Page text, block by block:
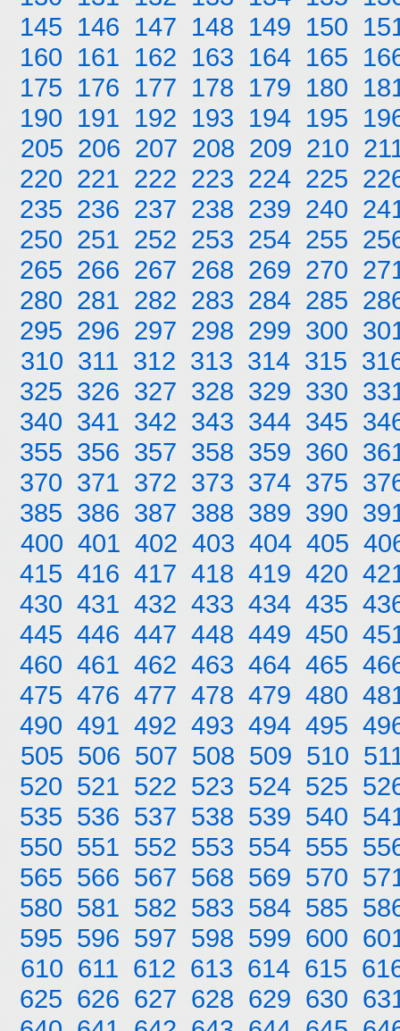
145 146 147 148 149 150
160 161 162 163 164 165
175 176 177 178 179 180
190 191 192 193 194 195
205 206 207 208 209 210
220 221 222 223 224 225
235 236 237 238 239 240
250 251 252 253 254 255
265 266 267 268 269 270
280 281 282 283 284 285
295 296 297 298 299 300
310 311 312 313 314 315
325 326 327 328 329 330
340 341 342 343 344 345
355 356 357 358 359 360
370 371 372 373 374 375
385 386 387 388 389 390
400 401 402 403 404 405
415 416 417 418 419 420
430 431 432 433 434 435
445 446 447 448 449 450
460 461 462 463 464 465
475 476 477 478 479 480
490 491 492 493 494 495
505 506 507 508 509 510
520 521 522 523 524 525
535 536 537 538 539 540
550 551 552 553 554 555
565 566 567 568 569 570
580 581 582 583 584 585
595 596 597 598 599 600
610 611 612 613 614 615
625 626 627 628 629 630